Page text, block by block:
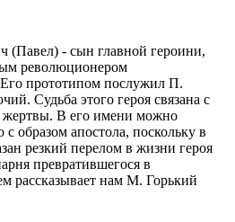
(Павел) - сын главной героини,
революционером
прототипом послужил П.
Судьба этого героя связана с
жертвы. В его имени можно
с образом апостола, поскольку в
резкий перелом в жизни героя
превратившегося в
рассказывает нам М. Горький